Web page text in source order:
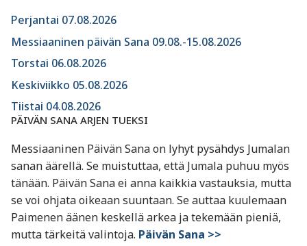
Perjantai 07.08.2026
Messiaaninen päivän Sana 09.08.-15.08.2026
Torstai 06.08.2026
Keskiviikko 05.08.2026
Tiistai 04.08.2026
PÄIVÄN SANA ARJEN TUEKSI
Messiaaninen Päivän Sana on lyhyt pysähdys Jumalan
sanan äärellä. Se muistuttaa, että Jumala puhuu myös
tänään. Päivän Sana ei anna kaikkia vastauksia, mutta
se voi ohjata oikeaan suuntaan. Se auttaa kuulemaan
Paimenen äänen keskellä arkea ja tekemään pieniä,
mutta tärkeitä valintoja. Päivän Sana >>